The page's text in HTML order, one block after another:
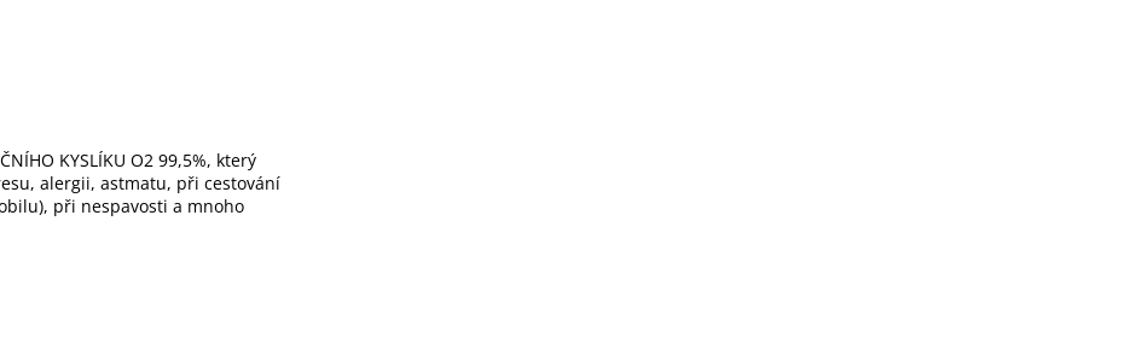
KYSLÍKU O2 99,5%, který
alergii, astmatu, při cestování
při nespavosti a mnoho